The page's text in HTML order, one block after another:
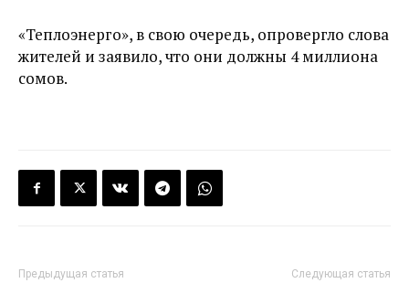
«Теплоэнерго», в свою очередь, опровергло слова
жителей и заявило, что они должны 4 миллиона
сомов.
Предыдущая статья Следующая статья